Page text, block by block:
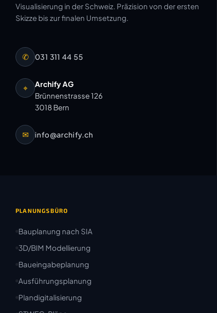
Visualisierung in der Schweiz. Präzision von der ersten
Skizze bis zur finalen Umsetzung.
✆ 031 311 44 55
⌖
Archify AG
Brünnenstrasse 126
3018 Bern
✉ info@archify.ch
PLANUNGSBÜRO
Bauplanung nach SIA
3D/BIM Modellierung
Baueingabeplanung
Ausführungsplanung
Plandigitalisierung